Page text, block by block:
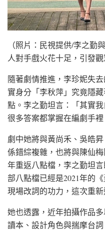
（照片：民視提供/李之勤
人對手戲火花十足，引發觀
隨著劇情推進，李珍妮失
實身分「李秋萍」究竟隱
點。李之勤坦言：「其實
很多答案都掌握在編劇手裡
劇中她將與黃尚禾、吳皓
係錯綜複雜，也將與陳仙
年重返八點檔，李之勤坦
部八點檔已經是2021年的
現場改詞的功力，這次重新
她也透露，近年拍攝作品
讀本、設計角色與揣摩台